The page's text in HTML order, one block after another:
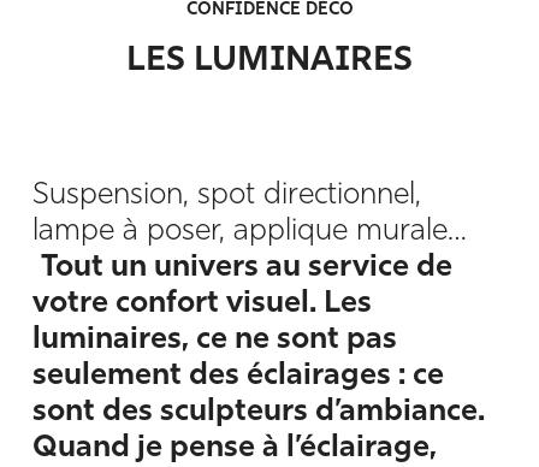
CONFIDENCE DÉCO
LES LUMINAIRES
Suspension, spot directionnel,
lampe à poser, applique murale…
Tout un univers au service de
votre confort visuel. Les
luminaires, ce ne sont pas
seulement des éclairages : ce
sont des sculpteurs d’ambiance.
Quand je pense à l’éclairage,